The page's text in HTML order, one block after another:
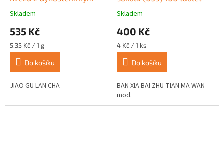
pětilisté (850) 100 g
Průměrné
produktu
je
5,0
5
hvězdiček.
Skladem
535 Kč
Měrná
cena:
5,35 Kč / 1 g
Do košíku
JIAO GU LAN CHA
Průměrné
produktu
je
5,0
5
hvězdiček.
Skladem
400 Kč
Měrná
cena:
4 Kč / 1 ks
Do košíku
BAN XIA BAI ZHU TIAN MA WAN
mod.